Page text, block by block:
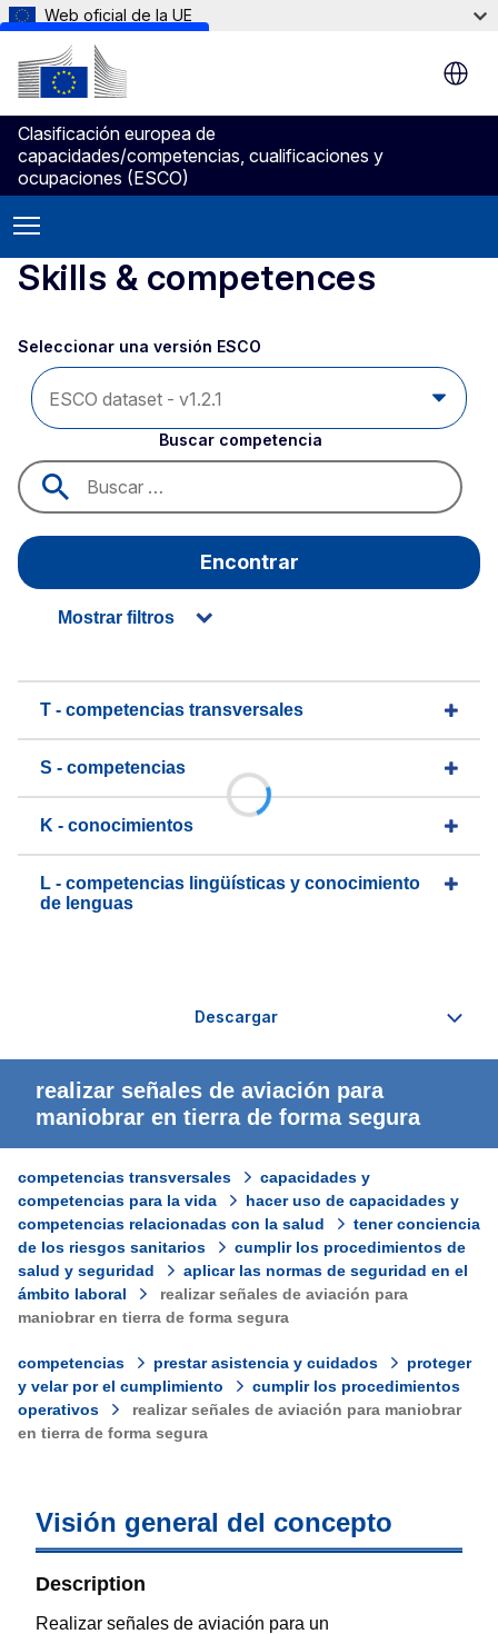
Skip to main content
Web oficial de la UE
Clasificación europea de
capacidades/competencias, cualificaciones y
ocupaciones (ESCO)
Skills & competences
Seleccionar una versión ESCO
Buscar competencia
Encontrar
Mostrar filtros
T - competencias transversales
S - competencias
K - conocimientos
L - competencias lingüísticas y conocimiento
de lenguas
realizar señales de aviación para
maniobrar en tierra de forma segura
competencias transversales
capacidades y
competencias para la vida
hacer uso de capacidades y
competencias relacionadas con la salud
tener conciencia
de los riesgos sanitarios
cumplir los procedimientos de
salud y seguridad
aplicar las normas de seguridad en el
ámbito laboral
realizar señales de aviación para
maniobrar en tierra de forma segura
competencias prestar asistencia y cuidados
proteger
y velar por el cumplimiento
cumplir los procedimientos
operativos
realizar señales de aviación para maniobrar
en tierra de forma segura
Visión general del concepto
Description
Realizar señales de aviación para un